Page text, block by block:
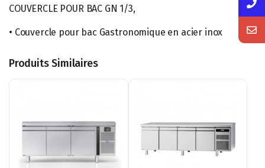
COUVERCLE POUR BAC GN 1/3,
• Couvercle pour bac Gastronomique en acier inox
Produits Similaires